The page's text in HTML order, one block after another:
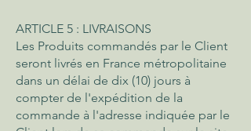
ARTICLE 5 : LIVRAISONS
Les Produits commandés par le Client
seront livrés en France métropolitaine
dans un délai de dix (10) jours à
compter de l'expédition de la
commande à l'adresse indiquée par le